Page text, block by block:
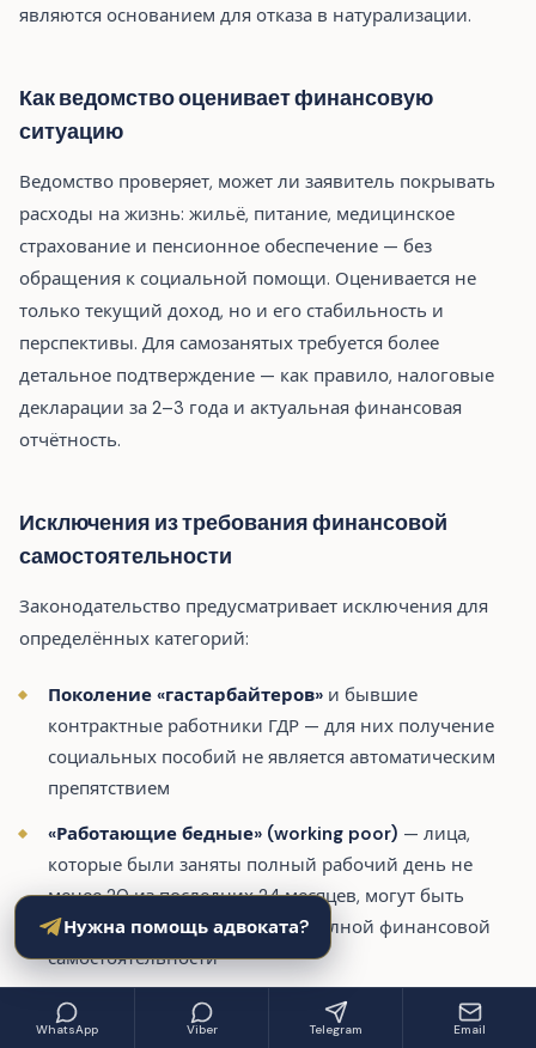
являются основанием для отказа в натурализации.
Как ведомство оценивает финансовую
ситуацию
Ведомство проверяет, может ли заявитель покрывать
расходы на жизнь: жильё, питание, медицинское
страхование и пенсионное обеспечение — без
обращения к социальной помощи. Оценивается не
только текущий доход, но и его стабильность и
перспективы. Для самозанятых требуется более
детальное подтверждение — как правило, налоговые
декларации за 2–3 года и актуальная финансовая
отчётность.
Исключения из требования финансовой
самостоятельности
Законодательство предусматривает исключения для
определённых категорий:
Поколение «гастарбайтеров» и бывшие
контрактные работники ГДР — для них получение
социальных пособий не является автоматическим
препятствием
«Работающие бедные» (working poor) — лица,
которые были заняты полный рабочий день не
менее 20 из последних 24 месяцев, могут быть
освобождены от требования полной финансовой
самостоятельности
Лица, неспособные работать по объективным
медицинским причинам
WhatsApp Viber Telegram Email
Нужна помощь адвоката?